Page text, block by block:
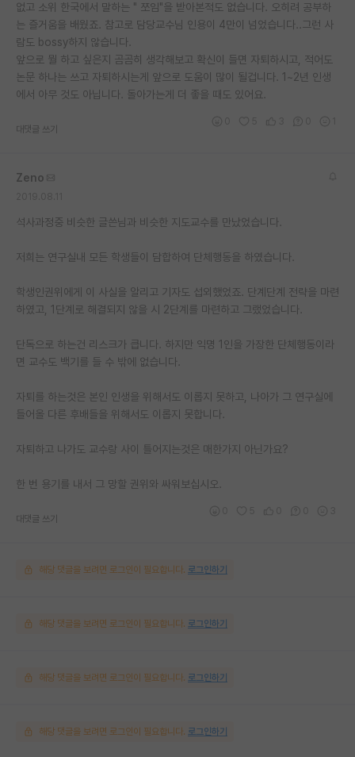
없고 소위 한국에서 말하는 " 쪼임"을 받아본적도 없습니다. 오히려 공부하
는 즐거움을 배웠죠. 참고로 담당교수님 인용이 4만이 넘었습니다..그런 사
람도 bossy하지 않습니다.
앞으로 뭘 하고 싶은지 곰곰히 생각해보고 확신이 들면 자퇴하시고, 적어도
논문 하나는 쓰고 자퇴하시는게 앞으로 도움이 많이 될겁니다. 1~2년 인생
에서 아무 것도 아닙니다. 돌아가는게 더 좋을 때도 있어요.
대댓글 쓰기
Zeno
석사과정중 비슷한 글쓴님과 비슷한 지도교수를 만났었습니다.
저희는 연구실내 모든 학생들이 담합하여 단체행동을 하였습니다.
학생인권위에게 이 사실을 알리고 기자도 섭외했었죠. 단계단계 전략을 마련
하였고, 1단계로 해결되지 않을 시 2단계를 마련하고 그랬었습니다.
단독으로 하는건 리스크가 큽니다. 하지만 익명 1인을 가장한 단체행동이라
면 교수도 백기를 들 수 밖에 없습니다.
자퇴를 하는것은 본인 인생을 위해서도 이롭지 못하고, 나아가 그 연구실에
들어올 다른 후배들을 위해서도 이롭지 못합니다.
자퇴하고 나가도 교수랑 사이 틀어지는것은 매한가지 아닌가요?
한 번 용기를 내서 그 망할 권위와 싸워보십시오.
대댓글 쓰기
해당 댓글을 보려면 로그인이 필요합니다. 로그인하기
해당 댓글을 보려면 로그인이 필요합니다. 로그인하기
해당 댓글을 보려면 로그인이 필요합니다. 로그인하기
해당 댓글을 보려면 로그인이 필요합니다. 로그인하기